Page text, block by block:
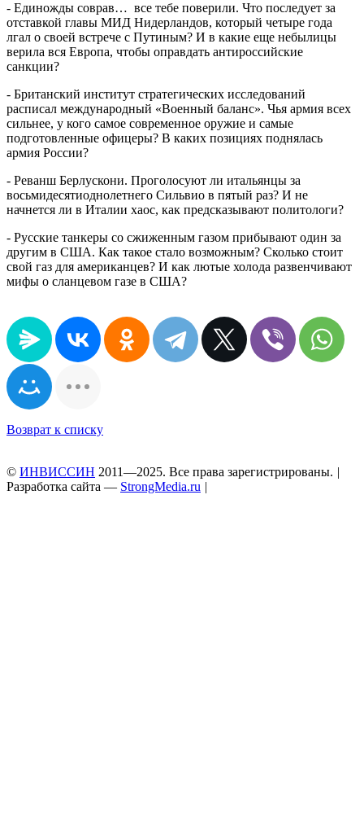
- Единожды соврав… все тебе поверили. Что последует за
отставкой главы МИД Нидерландов, который четыре года
лгал о своей встрече с Путиным? И в какие еще небылицы
верила вся Европа, чтобы оправдать антироссийские
санкции?
- Британский институт стратегических исследований
расписал международный «Военный баланс». Чья армия всех
сильнее, у кого самое современное оружие и самые
подготовленные офицеры? В каких позициях поднялась
армия России?
- Реванш Берлускони. Проголосуют ли итальянцы за
восьмидесятиоднолетнего Сильвио в пятый раз? И не
начнется ли в Италии хаос, как предсказывают политологи?
- Русские танкеры со сжиженным газом прибывают один за
другим в США. Как такое стало возможным? Сколько стоит
свой газ для американцев? И как лютые холода развенчивают
мифы о сланцевом газе в США?
Возврат к списку
© ИНВИССИН 2011—2025. Все права зарегистрированы. |
Разработка сайта — StrongMedia.ru |